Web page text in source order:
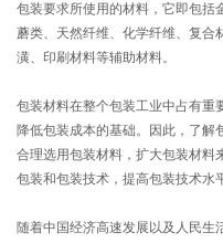
包装要求所使用的材料，它即包括
蘑类、天然纤维、化学纤维、复合
潢、印刷材料等辅助材料。
包装材料在整个包装工业中占有重
降低包装成本的基础。因此，了解
合理选用包装材料，扩大包装材料
包装和包装技术，提高包装技术水
随着中国经济高速发展以及人民生